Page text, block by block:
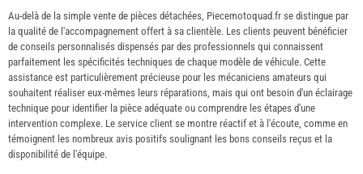
Au-delà de la simple vente de pièces détachées, Piecemotoquad.fr se distingue par
la qualité de l'accompagnement offert à sa clientèle. Les clients peuvent bénéficier
de conseils personnalisés dispensés par des professionnels qui connaissent
parfaitement les spécificités techniques de chaque modèle de véhicule. Cette
assistance est particulièrement précieuse pour les mécaniciens amateurs qui
souhaitent réaliser eux-mêmes leurs réparations, mais qui ont besoin d'un éclairage
technique pour identifier la pièce adéquate ou comprendre les étapes d'une
intervention complexe. Le service client se montre réactif et à l'écoute, comme en
témoignent les nombreux avis positifs soulignant les bons conseils reçus et la
disponibilité de l'équipe.